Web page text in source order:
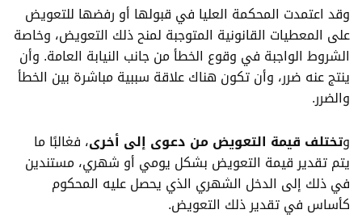
وقد اعتمدت المحكمة العليا في قبولها أو رفضها للتعويض
على المعطيات القانونية المتوجبة لمنح ذلك التعويض، وخاصة
الشروط الواجبة في وقوع الخطأ من جانب النيابة العامة. وأن
ينتج عنه ضرر، وأن تكون هناك علاقة سببية مباشرة بين الخطأ
والضرر.
وتختلف قيمة التعويض من دعوى إلى أخرى، فغالبًا ما
يتم تقدير قيمة التعويض بشكل يومي أو شهري، مستندين
في ذلك إلى الدخل الشهري الذي يحصل عليه المحكوم
كأساس في تقدير ذلك التعويض.